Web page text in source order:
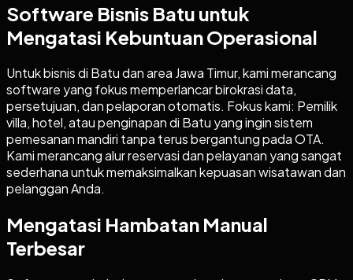
Software Bisnis Batu untuk
Mengatasi Kebuntuan Operasional
Untuk bisnis di Batu dan area Jawa Timur, kami merancang
software yang fokus memperlancar birokrasi data,
persetujuan, dan pelaporan otomatis. Fokus kami: Pemilik
villa, hotel, atau penginapan di Batu yang ingin sistem
pemesanan mandiri tanpa terus bergantung pada OTA.
Kami merancang alur reservasi dan pelayanan yang sangat
sederhana untuk memaksimalkan kepuasan wisatawan dan
pelanggan Anda.
Mengatasi Hambatan Manual
Terbesar